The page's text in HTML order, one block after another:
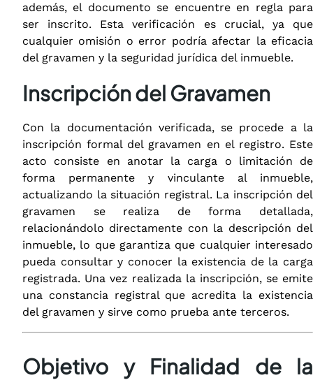
además, el documento se encuentre en regla para
ser inscrito. Esta verificación es crucial, ya que
cualquier omisión o error podría afectar la eficacia
del gravamen y la seguridad jurídica del inmueble.
Inscripción del Gravamen
Con la documentación verificada, se procede a la
inscripción formal del gravamen en el registro. Este
acto consiste en anotar la carga o limitación de
forma permanente y vinculante al inmueble,
actualizando la situación registral. La inscripción del
gravamen se realiza de forma detallada,
relacionándolo directamente con la descripción del
inmueble, lo que garantiza que cualquier interesado
pueda consultar y conocer la existencia de la carga
registrada. Una vez realizada la inscripción, se emite
una constancia registral que acredita la existencia
del gravamen y sirve como prueba ante terceros.
Objetivo y Finalidad de la